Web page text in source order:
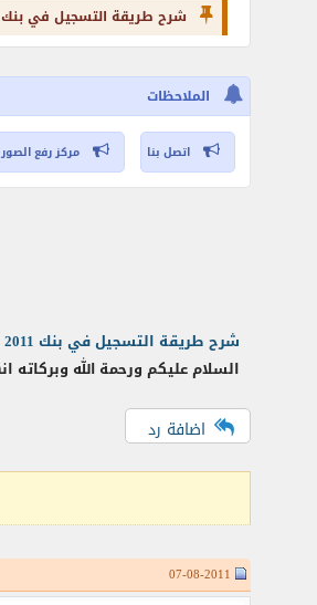
شرح طريقة التسجيل في بنك okpay 2011
الملاحظات
اتصل بنا مركز رفع
شرح طريقة التسجيل في بنك okpay 2011
السلام عليكم ورحمة الله
اضافة رد